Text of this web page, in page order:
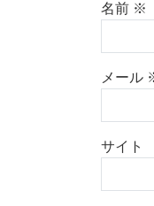
名前 ※
メール
サイト